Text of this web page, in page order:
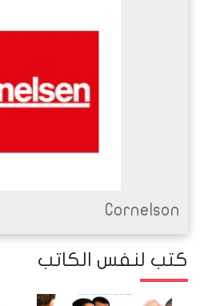
Cornelson
كتب لنفس الكاتب